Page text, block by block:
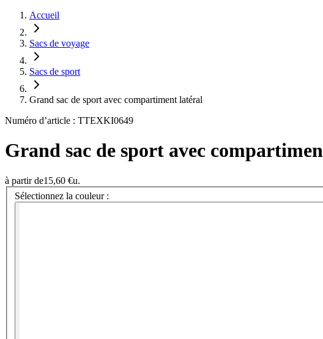
Accueil
Sacs de voyage
Sacs de sport
Grand sac de sport avec compartiment latéral
Numéro d’article : TTEXKI0649
Grand sac de sport avec
à partir de15,60 €u.
Sélectionnez la couleur :